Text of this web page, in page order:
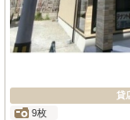
貸
9枚